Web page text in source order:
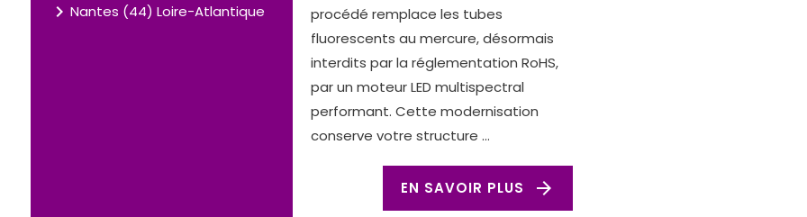
navigate_next Nantes (44) Loire-Atlantique
procédé remplace les tubes
fluorescents au mercure, désormais
interdits par la réglementation RoHS,
par un moteur LED multispectral
performant. Cette modernisation
conserve votre structure ...
EN SAVOIR PLUS arrow_forward